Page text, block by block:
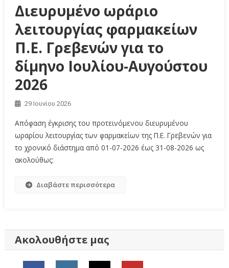
Διευρυμένο ωράριο
λειτουργίας φαρμακείων
Π.Ε. Γρεβενών για το
δίμηνο Ιουλίου-Αυγούστου
2026
29 Ιουνίου 2026
Απόφαση έγκρισης του προτεινόμενου διευρυμένου
ωραρίου λειτουργίας των φαρμακείων της Π.Ε. Γρεβενών για
το χρονικό διάστημα από 01-07-2026 έως 31-08-2026 ως
ακολούθως:
Διαβάστε περισσότερα
Ακολουθήστε μας